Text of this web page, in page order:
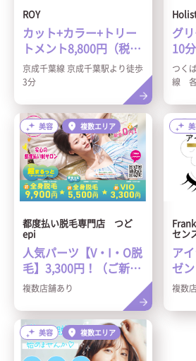
ROY
カット+カラー+トリー
トメント8,800円（税
込）
京成千葉線 京成千葉駅より徒歩
3分
グ
10
つく
線 各
美容 複数エリア
都度払い脱毛専門店 つど
epi
人気パーツ【V・I・O脱
毛】3,300円！（ご新規
様限定）
複数店舗あり
セン
ア
ゼ
限
複数
美容 複数エリア